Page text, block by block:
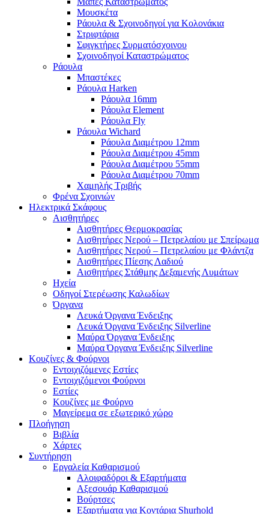
Μουσκέτα
Ράουλα & Σχοινοδηγοί για Κολονάκια
Στριφτάρια
Σφιγκτήρες Συρματόσχοινου
Σχοινοδηγοί Καταστρώματος
Ράουλα
Μπαστέκες
Ράουλα Harken
Ράουλα 16mm
Ράουλα Element
Ράουλα Fly
Ράουλα Wichard
Ράουλα Διαμέτρου 12mm
Ράουλα Διαμέτρου 45mm
Ράουλα Διαμέτρου 55mm
Ράουλα Διαμέτρου 70mm
Χαμηλής Τριβής
Φρένα Σχοινιών
Ηλεκτρικά Σκάφους
Αισθητήρες
Αισθητήρες Θερμοκρασίας
Αισθητήρες Νερού – Πετρελαίου με Σπείρωμα
Αισθητήρες Νερού – Πετρελαίου με Φλάντζα
Αισθητήρες Πίεσης Λαδιού
Αισθητήρες Στάθμης Δεξαμενής Λυμάτων
Ηχεία
Οδηγοί Στερέωσης Καλωδίων
Όργανα
Λευκά Όργανα Ένδειξης
Λευκά Όργανα Ένδειξης Silverline
Μαύρα Όργανα Ένδειξης
Μαύρα Όργανα Ένδειξης Silverline
Κουζίνες & Φούρνοι
Εντοιχιζόμενες Εστίες
Εντοιχιζόμενοι Φούρνοι
Εστίες
Κουζίνες με Φούρνο
Μαγείρεμα σε εξωτερικό χώρο
Πλοήγηση
Βιβλία
Χάρτες
Συντήρηση
Εργαλεία Καθαρισμού
Αλοιφαδόροι & Εξαρτήματα
Αξεσουάρ Καθαρισμού
Βούρτσες
Εξαρτήματα για Κοντάρια Shurhold